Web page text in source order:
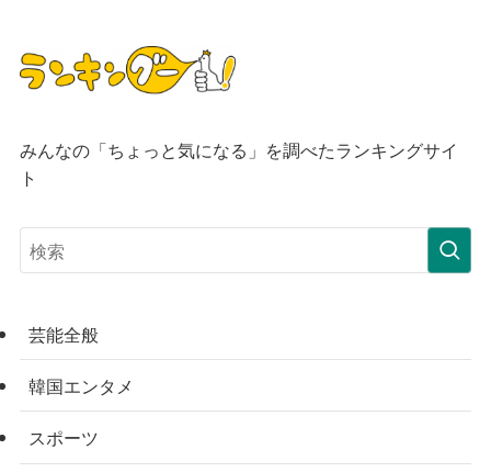
みんなの「ちょっと気になる」を調べたランキングサイ
ト
芸能全般
韓国エンタメ
スポーツ